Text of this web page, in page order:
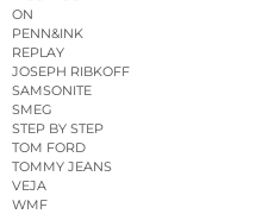
ON
PENN&INK
REPLAY
JOSEPH RIBKOFF
SAMSONITE
SMEG
STEP BY STEP
TOM FORD
TOMMY JEANS
VEJA
WMF